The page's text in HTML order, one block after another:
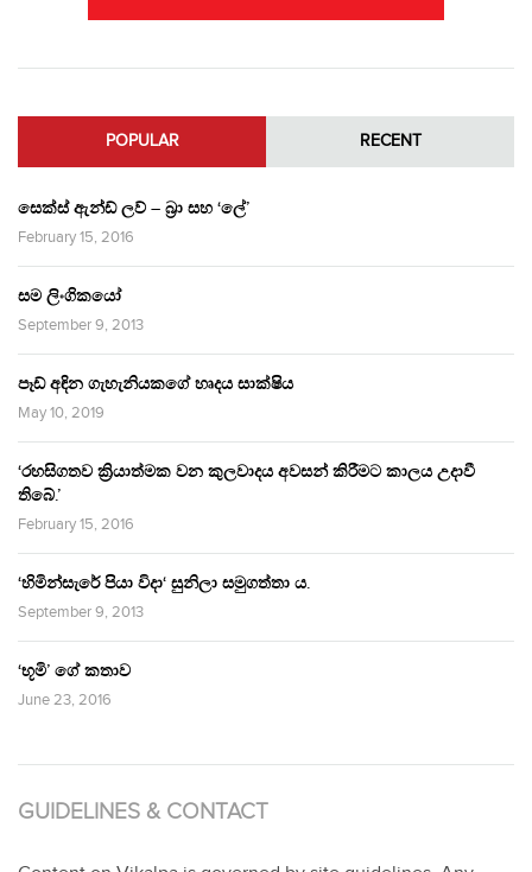
POPULAR RECENT
සෙක්ස් ඇන්ඩ් ලව් – බ්‍රා සහ ‘ලේ’
February 15, 2016
සම ලිංගිකයෝ
September 9, 2013
පෑඩ් අඳින ගැහැනියකගේ හෘදය සාක්ෂිය
May 10, 2019
‘රහසිගතව ක්‍රියාත්මක වන කුලවාදය අවසන් කිරීමට කාලය උදාවී
තිබේ.’
February 15, 2016
‘හිමින්සැරේ පියා විදා‘ සුනිලා සමුගත්තා ය.
September 9, 2013
‘භූමි’ ගේ කතාව
June 23, 2016
GUIDELINES & CONTACT